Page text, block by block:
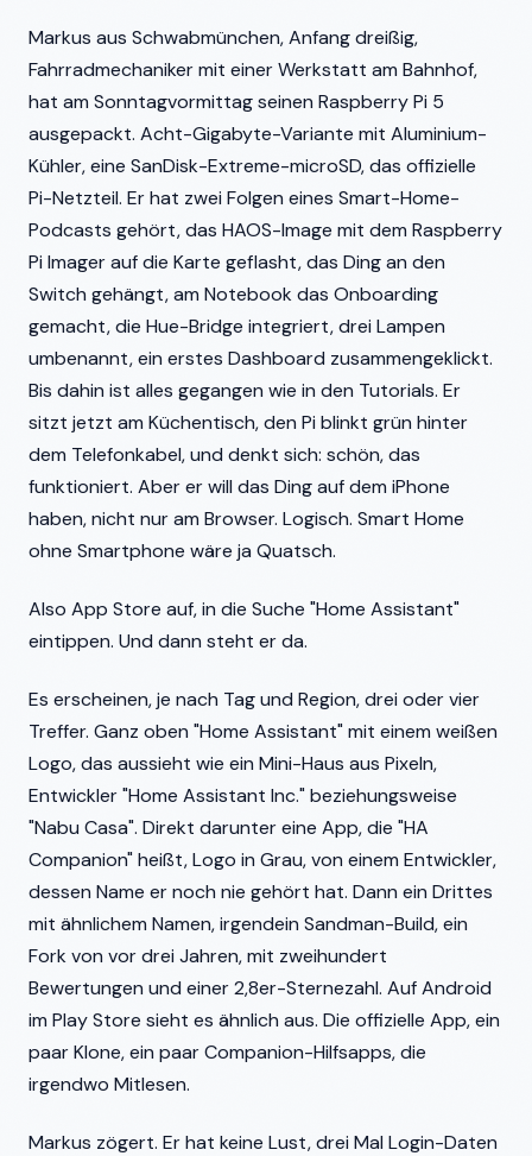
Markus aus Schwabmünchen, Anfang dreißig,
Fahrradmechaniker mit einer Werkstatt am Bahnhof,
hat am Sonntagvormittag seinen Raspberry Pi 5
ausgepackt. Acht-Gigabyte-Variante mit Aluminium-
Kühler, eine SanDisk-Extreme-microSD, das offizielle
Pi-Netzteil. Er hat zwei Folgen eines Smart-Home-
Podcasts gehört, das HAOS-Image mit dem Raspberry
Pi Imager auf die Karte geflasht, das Ding an den
Switch gehängt, am Notebook das Onboarding
gemacht, die Hue-Bridge integriert, drei Lampen
umbenannt, ein erstes Dashboard zusammengeklickt.
Bis dahin ist alles gegangen wie in den Tutorials. Er
sitzt jetzt am Küchentisch, den Pi blinkt grün hinter
dem Telefonkabel, und denkt sich: schön, das
funktioniert. Aber er will das Ding auf dem iPhone
haben, nicht nur am Browser. Logisch. Smart Home
ohne Smartphone wäre ja Quatsch.
Also App Store auf, in die Suche "Home Assistant"
eintippen. Und dann steht er da.
Es erscheinen, je nach Tag und Region, drei oder vier
Treffer. Ganz oben "Home Assistant" mit einem weißen
Logo, das aussieht wie ein Mini-Haus aus Pixeln,
Entwickler "Home Assistant Inc." beziehungsweise
"Nabu Casa". Direkt darunter eine App, die "HA
Companion" heißt, Logo in Grau, von einem Entwickler,
dessen Name er noch nie gehört hat. Dann ein Drittes
mit ähnlichem Namen, irgendein Sandman-Build, ein
Fork von vor drei Jahren, mit zweihundert
Bewertungen und einer 2,8er-Sternezahl. Auf Android
im Play Store sieht es ähnlich aus. Die offizielle App, ein
paar Klone, ein paar Companion-Hilfsapps, die
irgendwo Mitlesen.
Markus zögert. Er hat keine Lust, drei Mal Login-Daten